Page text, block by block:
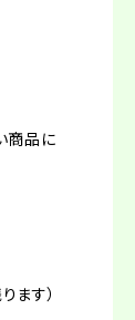
商品に
ます）